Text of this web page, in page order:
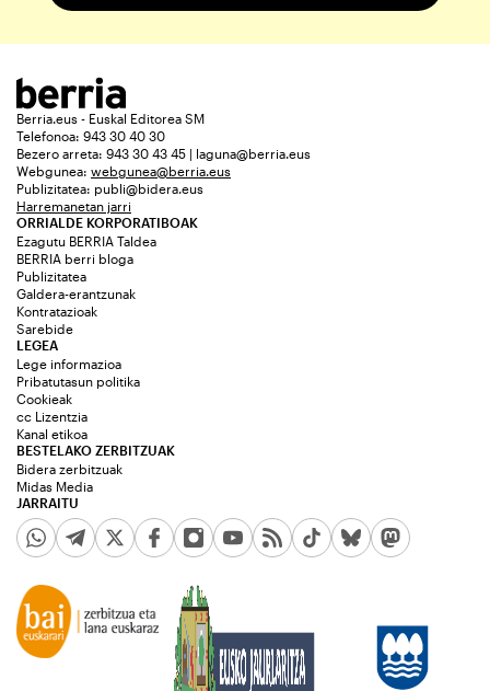
Berria.eus - Euskal Editorea SM
Telefonoa: 943 30 40 30
Bezero arreta: 943 30 43 45 | laguna@berria.eus
Webgunea: webgunea@berria.eus
Publizitatea: publi@bidera.eus
Harremanetan jarri
ORRIALDE KORPORATIBOAK
Ezagutu BERRIA Taldea
BERRIA berri bloga
Publizitatea
Galdera-erantzunak
Kontratazioak
Sarebide
JARRAITU
LEGEA
Lege informazioa
Pribatutasun politika
Cookieak
cc Lizentzia
Kanal etikoa
BESTELAKO ZERBITZUAK
Bidera zerbitzuak
Midas Media